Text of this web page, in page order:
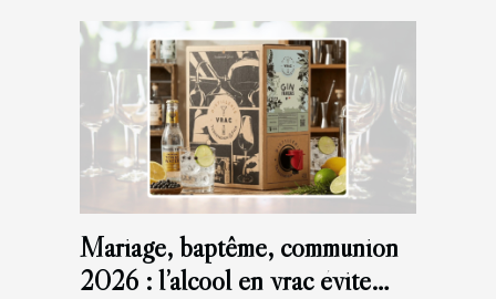
Mariage, baptême, communion
2026 : l’alcool en vrac évite